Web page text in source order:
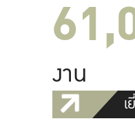
งาน